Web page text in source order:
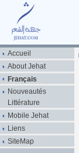
Accueil
About Jehat
Français
Nouveautés
Littérature
Mobile Jehat
Liens
SiteMap